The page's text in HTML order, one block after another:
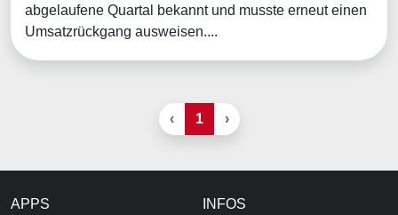
abgelaufene Quartal bekannt und musste erneut einen
Umsatzrückgang ausweisen....
‹ 1 ›
APPS
INFOS